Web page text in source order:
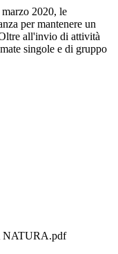
2020, le
per mantenere un
all'invio di attività
singole e di gruppo